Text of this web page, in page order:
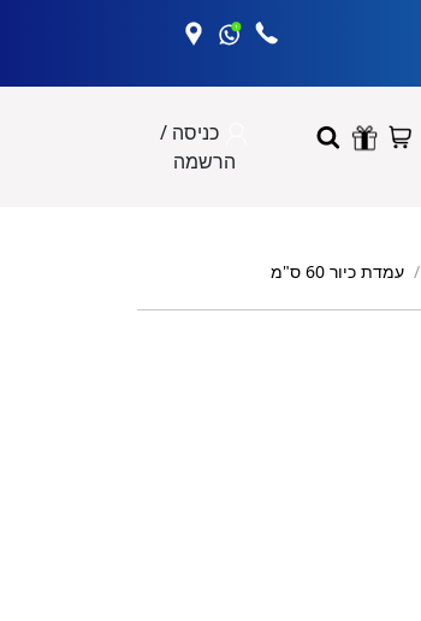
כניסה /
הרשמה
עמדת כיור 60 ס"מ